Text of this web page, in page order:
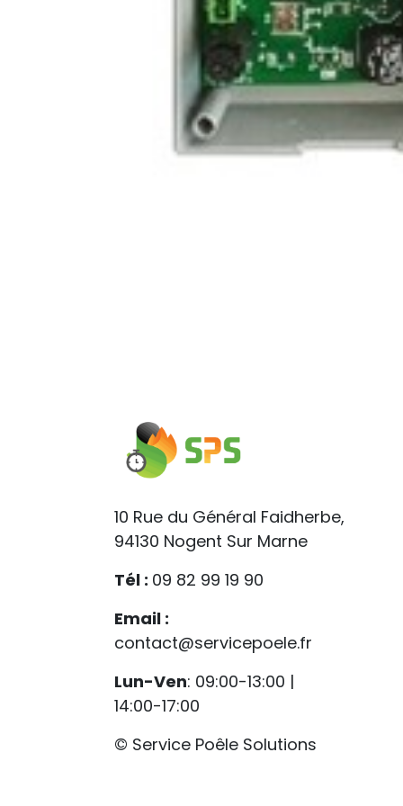
10 Rue du Général Faidherbe,
94130 Nogent Sur Marne
Tél : 09 82 99 19 90
Email :
contact@servicepoele.fr
Lun-Ven: 09:00-13:00 |
14:00-17:00
© Service Poêle Solutions